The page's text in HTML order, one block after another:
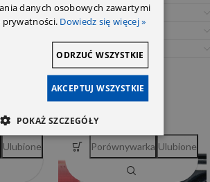
Ulubione Porównywarka Ulubione
danych osobowych zawartymi
Dowiedz się więcej »
AKCEPTUJ WSZYSTKIE
ODRZUĆ WSZYSTKIE
POKAŻ SZCZEGÓŁY